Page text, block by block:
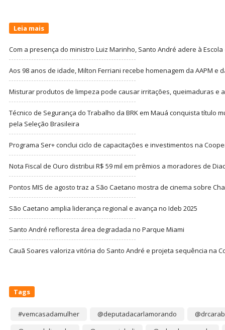
Leia mais
Com a presença do ministro Luiz Marinho, Santo André adere à
Aos 98 anos de idade, Milton Ferriani recebe homenagem da AAPM e
Misturar produtos de limpeza pode causar irritações, queimaduras e
Técnico de Segurança do Trabalho da BRK em Mauá conquista título
pela Seleção Brasileira
Programa Ser+ conclui ciclo de capacitações e investimentos na
Nota Fiscal de Ouro distribui R$ 59 mil em prêmios a moradores de
Pontos MIS de agosto traz a São Caetano mostra de cinema sobre
São Caetano amplia liderança regional e avança no Ideb 2025
Santo André refloresta área degradada no Parque Miami
Cauã Soares valoriza vitória do Santo André e projeta sequência na
Tags
#vemcasadamulher @deputadacarlamorando